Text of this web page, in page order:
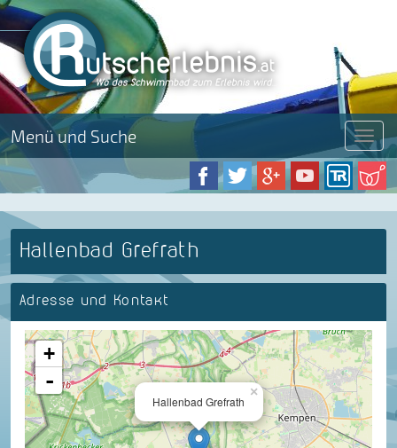
Menü und Suche Menü
Hallenbad Grefrath
Adresse und Kontakt
×
Hallenbad Grefrath
+
-